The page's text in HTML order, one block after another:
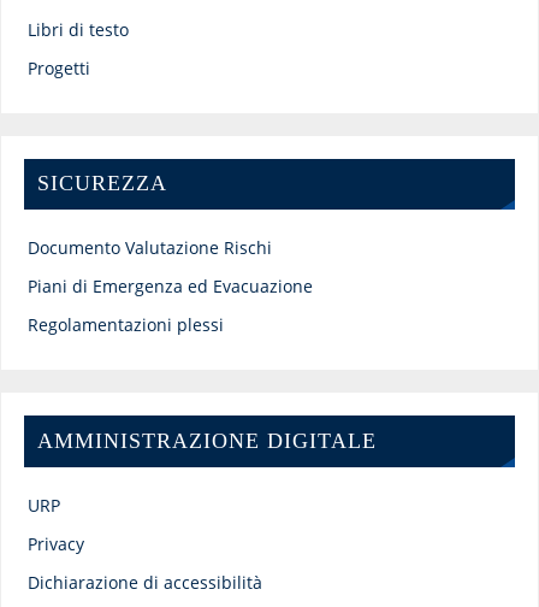
Libri di testo
Progetti
SICUREZZA
Documento Valutazione Rischi
Piani di Emergenza ed Evacuazione
Regolamentazioni plessi
AMMINISTRAZIONE DIGITALE
URP
Privacy
Dichiarazione di accessibilità